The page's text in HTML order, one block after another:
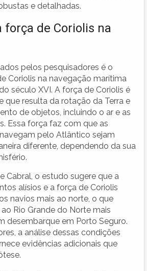
e detalhadas.
força de Coriolis na
pelos pesquisadores é o
Coriolis na navegação marítima
século XVI. A força de Coriolis é
que resulta da rotação da Terra e
de objetos, incluindo o ar e as
Essa força faz com que as
pelo Atlântico sejam
diferente, dependendo da sua
Cabral, o estudo sugere que a
alísios e a força de Coriolis
navios mais ao norte, o que
Rio Grande do Norte mais
desembarque em Porto Seguro.
a análise dessas condições
evidências adicionais que